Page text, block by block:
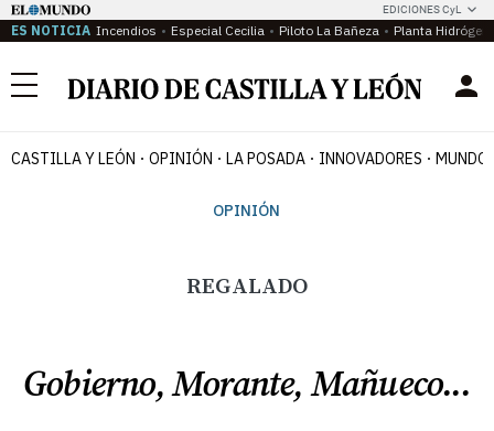
EDICIONES CyL
ES NOTICIA Incendios Especial Cecilia Piloto La Bañeza Planta
Menú
CASTILLA Y LEÓN OPINIÓN LA POSADA INNOVADORES MUNDO
OPINIÓN
REGALADO
Gobierno, Morante, Mañueco...